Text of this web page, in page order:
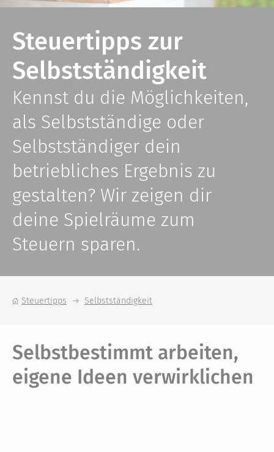
Steuertipps zur
Selbstständigkeit
Kennst du die Möglichkeiten,
als Selbstständige oder
Selbstständiger dein
betriebliches Ergebnis zu
gestalten? Wir zeigen dir
deine Spielräume zum
Steuern sparen.
Steuertipps Selbstständigkeit
Selbstbestimmt arbeiten,
eigene Ideen verwirklichen